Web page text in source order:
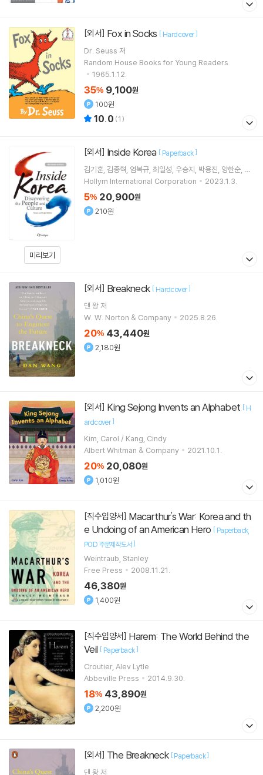
[외서] Fox in Socks [ Hardcover]
Dr. Seuss 저
Random House Books for Young Readers
1965.1.12.
35% 9,100원
100원
10.0 (1)
미리보기
[외서] Inside Korea [ Paperback]
김기훈, 김종혁, 염복규, 최일성, 우승지, 박용진, 양한순, 이
응철, 최준식, 김승현
Hollym International Corporation 2023.1.3.
5% 20,900원
210원
[외서] Breakneck [ Hardcover]
댄 왕저
W. W. Norton & Company
2025.8.26.
20% 43,440원
2,180원
[외서] King Sejong Invents an Alphabet [ H
ardcover]
Kim, Carol / Kang, Cindy
Albert Whitman & Company
2021.10.1.
20% 20,080원
1,010원
[직수입양서]
e Undoing of an American Hero [ Paperback
POD 주문제작도서]
Weintraub, Stanley
Free Press
2008.11.21.
46,380원
1,400원
[직수입양서]
Veil [ Paperback]
Croutier, Alev Lytle
Abbeville Press
2014.9.30.
18% 43,890원
2,200원
[외서] The Breakneck [Paperback]
댄 왕저